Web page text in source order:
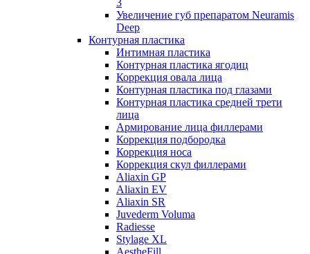
3
Увеличение губ препаратом Neuramis
Deep
Контурная пластика
Интимная пластика
Контурная пластика ягодиц
Коррекция овала лица
Контурная пластика под глазами
Контурная пластика средней трети
лица
Армирование лица филлерами
Коррекция подбородка
Коррекция носа
Коррекция скул филлерами
Aliaxin GP
Aliaxin EV
Aliaxin SR
Juvederm Voluma
Radiesse
Stylage XL
AestheFill